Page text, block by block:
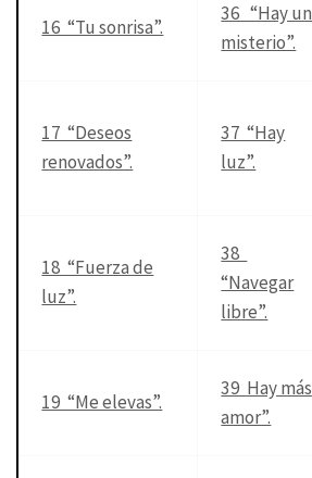
16 “Tu sonrisa”.
36 “Hay un
misterio”.
17 “Deseos
renovados”.
37 “Hay
luz”.
18 “Fuerza de
luz”.
38
“Navegar
libre”.
19 “Me elevas”.
39 Hay más
amor”.